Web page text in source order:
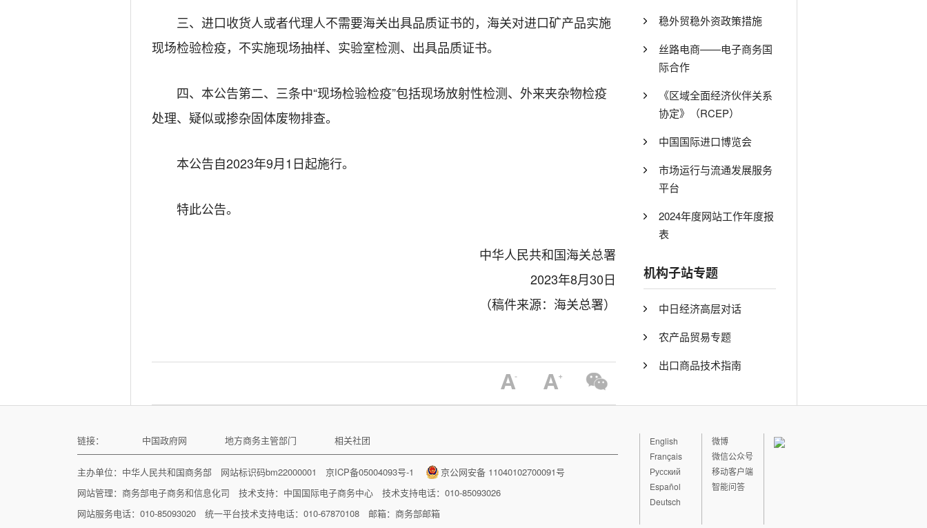
三、进口收货人或者代理人不需要海关出具品质证书的，海关对进口矿产品实施
现场检验检疫，不实施现场抽样、实验室检测、出具品质证书。
四、本公告第二、三条中“现场检验检疫”包括现场放射性检测、外来夹杂物检疫
处理、疑似或掺杂固体废物排查。
本公告自2023年9月1日起施行。
特此公告。
中华人民共和国海关总署
2023年8月30日
（稿件来源：海关总署）
稳外贸稳外资政策措施
丝路电商——电子商务国
际合作
《区域全面经济伙伴关系
协定》（RCEP）
中国国际进口博览会
市场运行与流通发展服务
平台
2024年度网站工作年度报
表
机构子站专题
中日经济高层对话
农产品贸易专题
出口商品技术指南
链接： 中国政府网 地方商务主管部门 相关社团
主办单位：中华人民共和国商务部 网站标识码bm22000001京ICP备05004093号-1
京公网安备 11040102700091号
网站管理：商务部电子商务和信息化司 技术支持： 中国国际电子商务中心 技术支持电话：010-85093026
网站服务电话：010-85093020 统一平台技术支持电话：010-67870108 邮箱：商务部邮箱
English
Français
Русский
Español
Deutsch
微博
微信公众号
移动客户端
智能问答